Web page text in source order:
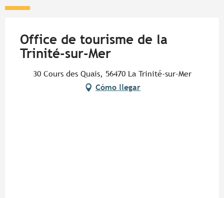
Office de tourisme de la
Trinité-sur-Mer
30 Cours des Quais, 56470 La Trinité-sur-Mer
Cómo llegar